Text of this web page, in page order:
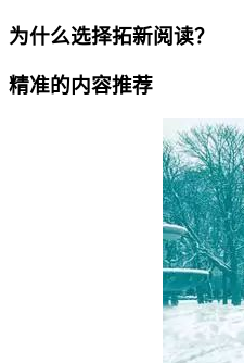
为什么选择拓新阅读？
精准的内容推荐